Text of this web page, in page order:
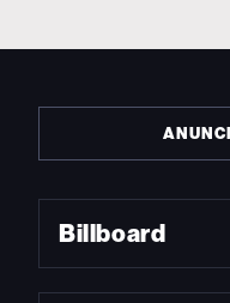
Billboard